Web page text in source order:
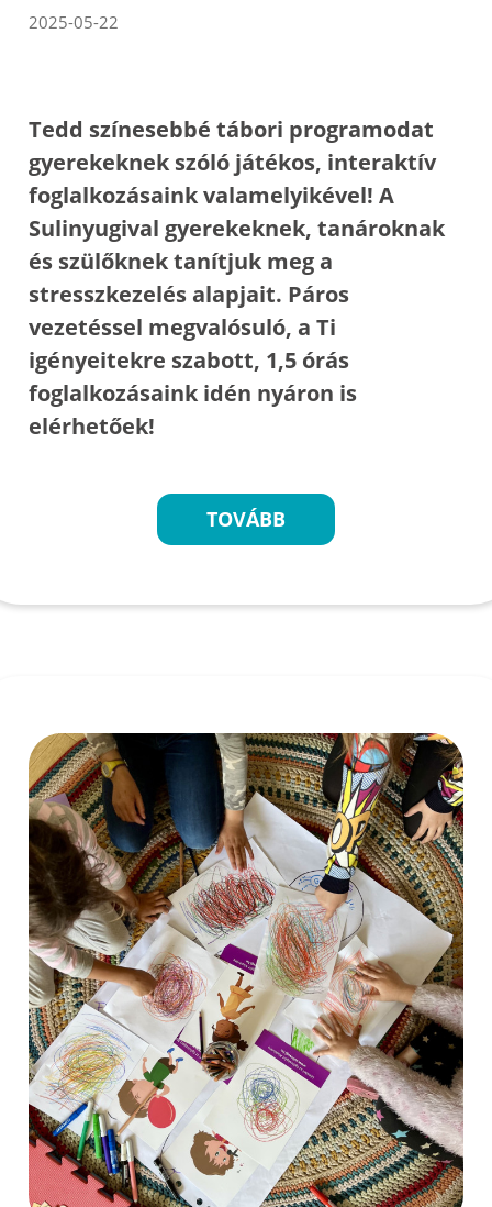
2025-05-22
Tedd színesebbé tábori programodat
gyerekeknek szóló játékos, interaktív
foglalkozásaink valamelyikével! A
Sulinyugival gyerekeknek, tanároknak
és szülőknek tanítjuk meg a
stresszkezelés alapjait. Páros
vezetéssel megvalósuló, a Ti
igényeitekre szabott, 1,5 órás
foglalkozásaink idén nyáron is
elérhetőek!
TOVÁBB